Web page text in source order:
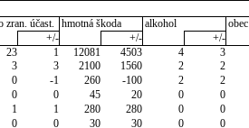
zran. účast. hmotná škoda alkohol
obec
+/- +/- +/-
23 1 12081 4503 4 3
3 3 2100 1560 2 2
0 -1 260 -100 2 2
0 0 45 20 0 0
1 1 280 280 0 0
0 0 30 30 0 0